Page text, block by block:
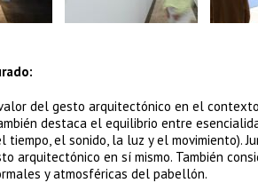
del gesto arquitectónico en el
destaca el equilibrio entre
tiempo, el sonido, la luz y el movimiento).
arquitectónico en sí mismo. También
y atmosféricas del pabellón.